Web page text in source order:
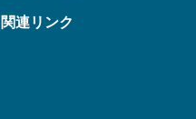
関連リンク